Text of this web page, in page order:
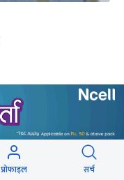
प्रोफाइल सर्च